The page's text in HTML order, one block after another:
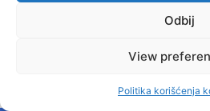
Odbij
View
Politika korišćenja
Bosni i Hercegovini koji se